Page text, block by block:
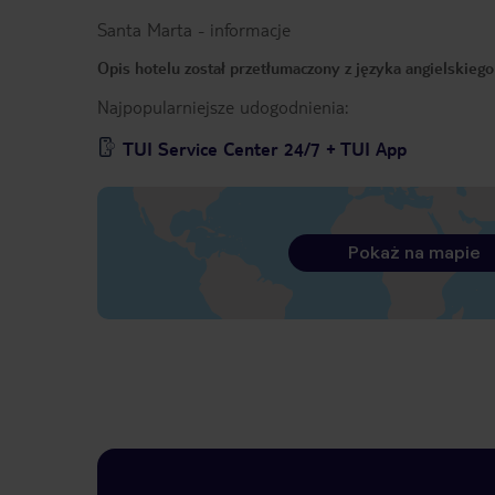
Santa Marta - informacje
Opis hotelu został przetłumaczony z języka
Najpopularniejsze udogodnienia:
TUI Service Center 24/7 + TUI App
Pokaż na mapie